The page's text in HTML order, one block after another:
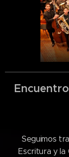
Seguimos
Escritura y la